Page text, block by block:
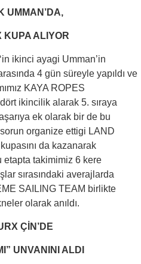
UMMAN’DA,
KUPA ALIYOR
ikinci ayagi Umman’in
4 gün süreyle yapıldı ve
KAYA ROPES
ikincilik alarak 5. sıraya
ek olarak bir de bu
organize ettigi LAND
da kazanarak
etapta takimimiz 6 kere
sırasındaki averajlarda
SAILING TEAM birlikte
olarak anıldı.
ÇİN’DE
UNVANINI ALDI